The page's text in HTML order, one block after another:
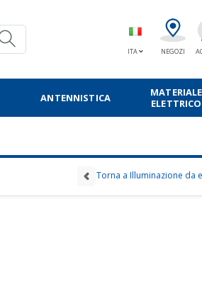
ITA NEGOZI
ANTENNISTICA
MATERIALE
ELETTRICO
Torna a Illuminazione da